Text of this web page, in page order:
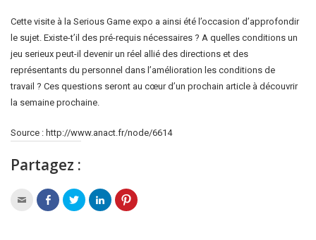
Cette visite à la Serious Game expo a ainsi été l’occasion d’approfondir
le sujet. Existe-t’il des pré-requis nécessaires ? A quelles conditions un
jeu serieux peut-il devenir un réel allié des directions et des
représentants du personnel dans l’amélioration les conditions de
travail ? Ces questions seront au cœur d’un prochain article à découvrir
la semaine prochaine.
Source : http://www.anact.fr/node/6614
Partagez :
Click
email
Click
to
share
Click
to
share
Click
to
share
Click
to